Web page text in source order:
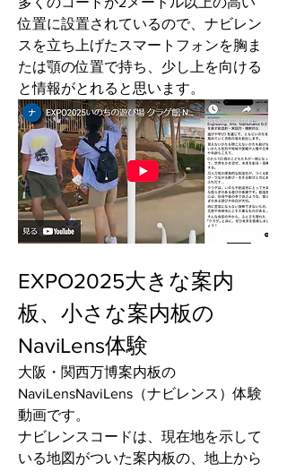
位置に設置されているので、ナビレン
スを立ち上げたスマートフォンを胸ま
たは顎の位置で持ち、少し上を向ける
と情報がとれると思います。
EXPO2025大きな案内
板、小さな案内板の
NaviLens体験
大阪・関西万博案内板の
NaviLensNaviLens（ナビレンス）体験
動画です。
ナビレンスコードは、現在地を示して
いる地図がついた案内板の、地上から